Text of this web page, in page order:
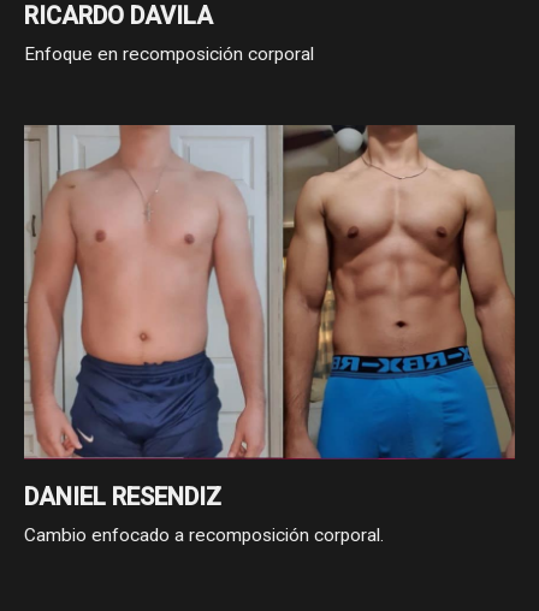
RICARDO DAVILA
Enfoque en recomposición corporal
DANIEL RESENDIZ
Cambio enfocado a recomposición corporal.